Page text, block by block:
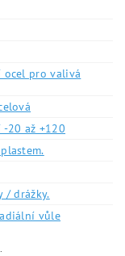
ocel pro valivá
20 až +120
/ drážky.
vůle